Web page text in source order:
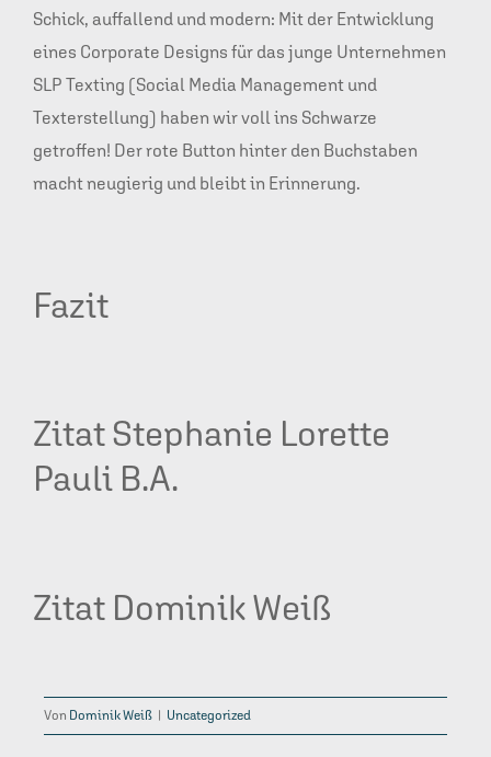
Schick, auffallend und modern: Mit der Entwicklung
eines Corporate Designs für das junge Unternehmen
SLP Texting (Social Media Management und
Texterstellung) haben wir voll ins Schwarze
getroffen! Der rote Button hinter den Buchstaben
macht neugierig und bleibt in Erinnerung.
Fazit
Zitat Stephanie Lorette
Pauli B.A.
Zitat Dominik Weiß
Von Dominik Weiß Uncategorized